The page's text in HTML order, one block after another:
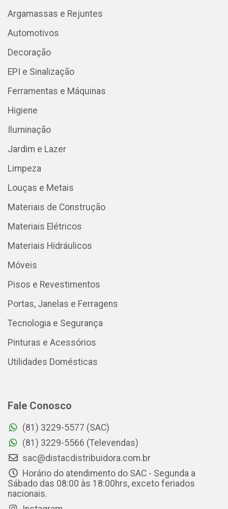
Argamassas e Rejuntes
Automotivos
Decoração
EPI e Sinalização
Ferramentas e Máquinas
Higiene
Iluminação
Jardim e Lazer
Limpeza
Louças e Metais
Materiais de Construção
Materiais Elétricos
Materiais Hidráulicos
Móveis
Pisos e Revestimentos
Portas, Janelas e Ferragens
Tecnologia e Segurança
Pinturas e Acessórios
Utilidades Domésticas
Fale Conosco
(81) 3229-5577 (SAC)
(81) 3229-5566 (Televendas)
sac@distacdistribuidora.com.br
Horário do atendimento do SAC - Segunda a
Sábado das 08:00 às 18:00hrs, exceto feriados
nacionais.